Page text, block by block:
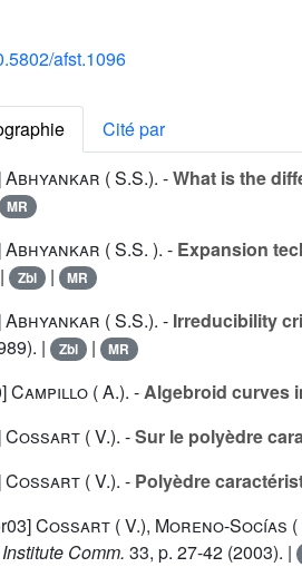
afst.1096
Cité par
Abhyankar ( S.S.). -What is the
MR
Abhyankar ( S.S. ). - Expansion
Zbl | MR
Abhyankar ( S.S.). - Irreducibility
|
Zbl | MR
Campillo ( A.). -Algebroid curves
Cossart ( V.). -Sur le polyèdre
Cossart ( V.). - Polyèdre
Cossart ( V.), Moreno-Socías (
Comm. 33, p. 27-42 (2003). |